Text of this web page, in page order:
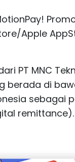
Apple
PT MNC
berada di
sebagai
remittance).